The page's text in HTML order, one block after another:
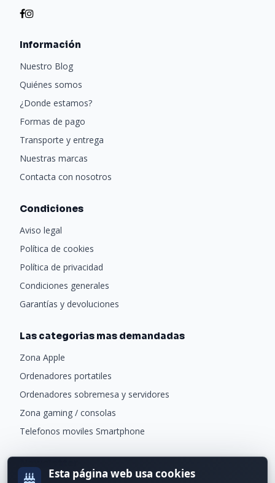
Información
Nuestro Blog
Quiénes somos
¿Donde estamos?
Formas de pago
Transporte y entrega
Nuestras marcas
Contacta con nosotros
Condiciones
Aviso legal
Política de cookies
Política de privacidad
Condiciones generales
Garantías y devoluciones
Las categorias mas demandadas
Zona Apple
Ordenadores portatiles
Ordenadores sobremesa y servidores
Zona gaming / consolas
Telefonos moviles Smartphone
Esta página web usa cookies